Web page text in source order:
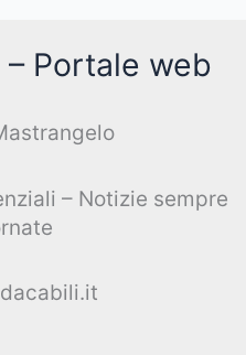
Portale web
– Notizie sempre